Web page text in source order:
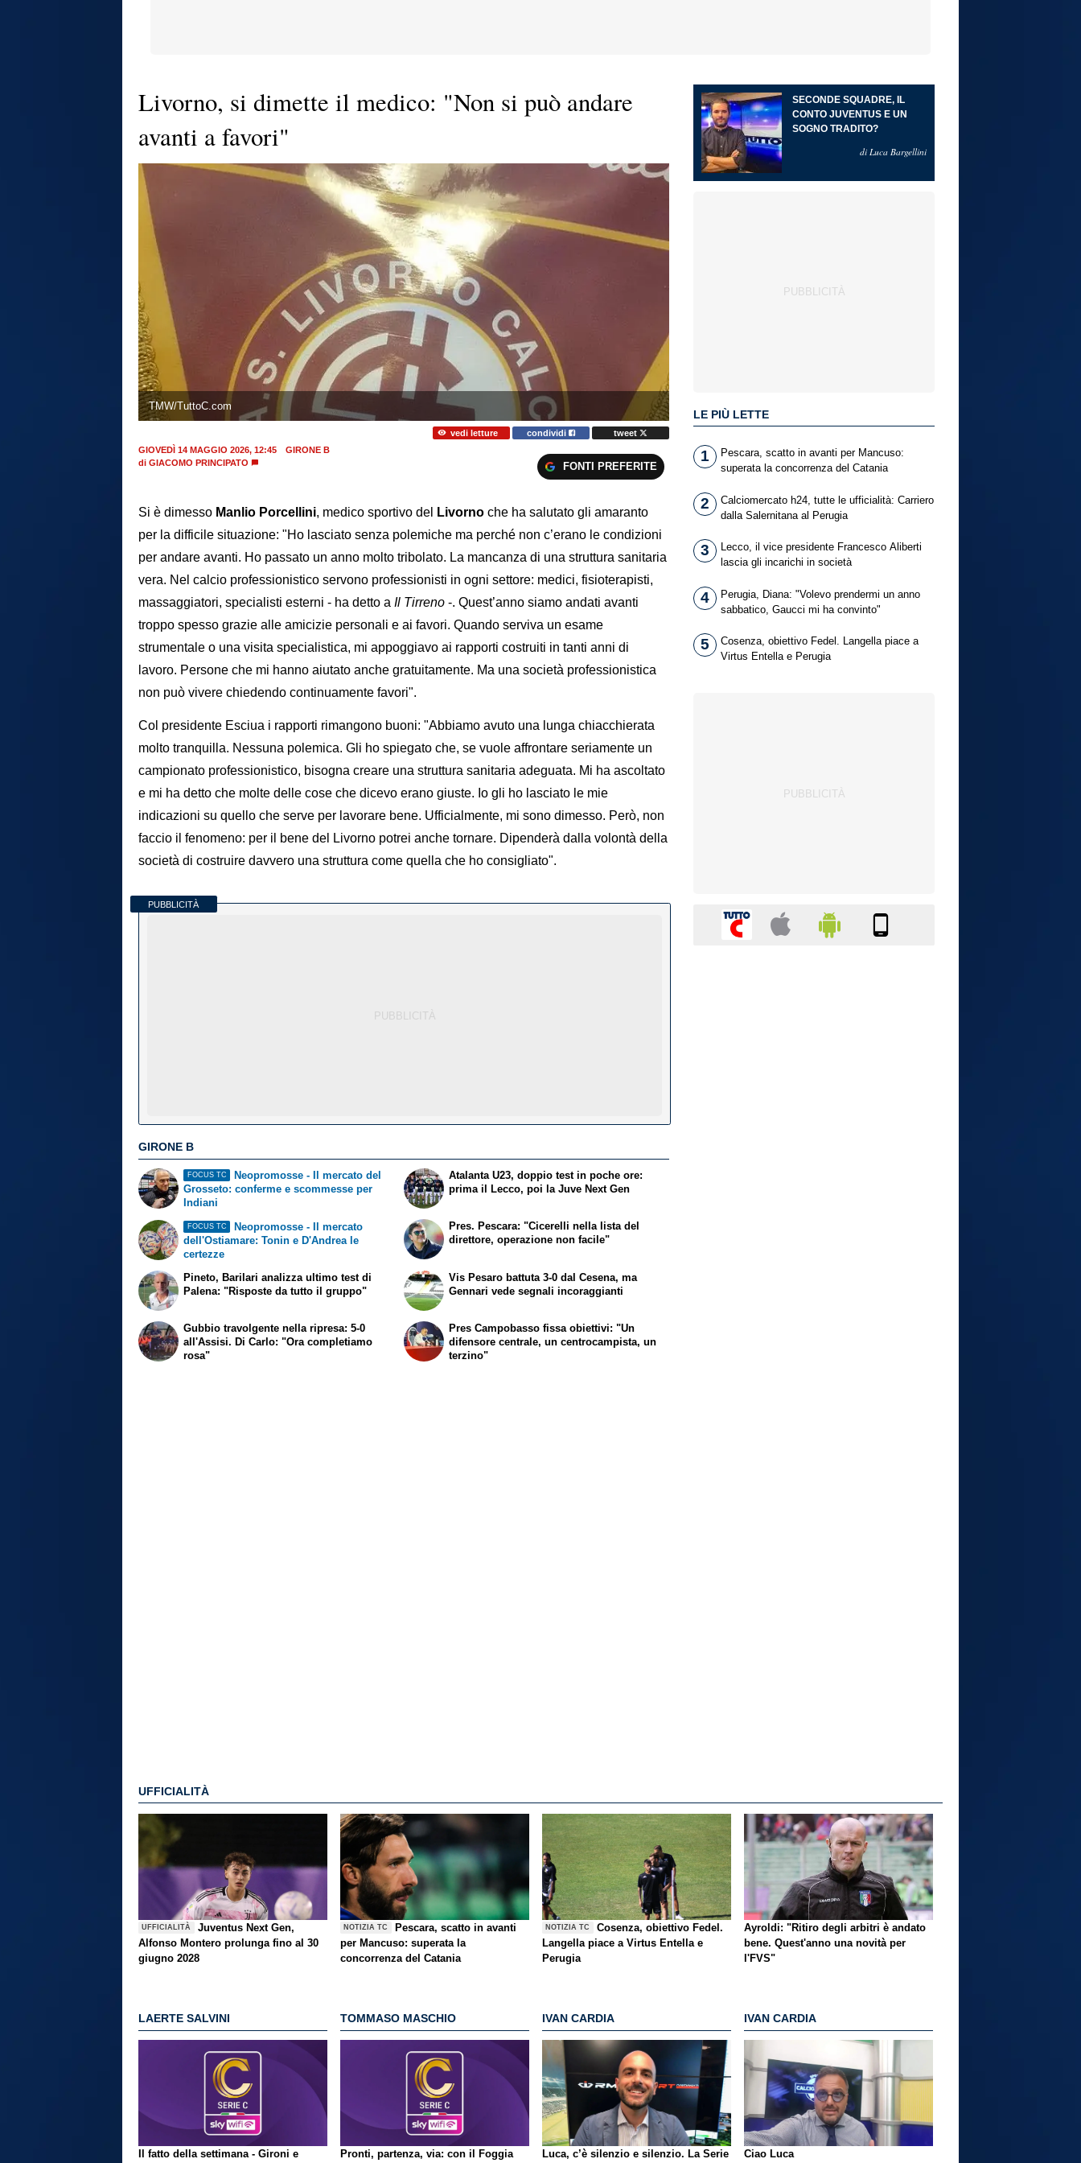
Livorno, si dimette il medico: "Non si può andare
avanti a favori"
TMW/TuttoC.com
vedi letture condividi
tweet
GIOVEDÌ 14 MAGGIO 2026, 12:45
GIRONE B
di GIACOMO PRINCIPATO FONTI PREFERITE
Si è dimesso Manlio Porcellini, medico sportivo del Livorno che ha salutato gli amaranto
per la difficile situazione: "Ho lasciato senza polemiche ma perché non c’erano le condizioni
per andare avanti. Ho passato un anno molto tribolato. La mancanza di una struttura sanitaria
vera. Nel calcio professionistico servono professionisti in ogni settore: medici, fisioterapisti,
massaggiatori, specialisti esterni - ha detto a Il Tirreno -. Quest’anno siamo andati avanti
troppo spesso grazie alle amicizie personali e ai favori. Quando serviva un esame
strumentale o una visita specialistica, mi appoggiavo ai rapporti costruiti in tanti anni di
lavoro. Persone che mi hanno aiutato anche gratuitamente. Ma una società professionistica
non può vivere chiedendo continuamente favori".
Col presidente Esciua i rapporti rimangono buoni: "Abbiamo avuto una lunga chiacchierata
molto tranquilla. Nessuna polemica. Gli ho spiegato che, se vuole affrontare seriamente un
campionato professionistico, bisogna creare una struttura sanitaria adeguata. Mi ha ascoltato
e mi ha detto che molte delle cose che dicevo erano giuste. Io gli ho lasciato le mie
indicazioni su quello che serve per lavorare bene. Ufficialmente, mi sono dimesso. Però, non
faccio il fenomeno: per il bene del Livorno potrei anche tornare. Dipenderà dalla volontà della
società di costruire davvero una struttura come quella che ho consigliato".
PUBBLICITÀ
GIRONE B
FOCUS TC
Neopromosse - Il mercato del
Grosseto: conferme e scommesse per
Indiani
FOCUS TC
Neopromosse - Il mercato
dell'Ostiamare: Tonin e D'Andrea le
certezze
Atalanta U23, doppio test in poche ore:
prima il Lecco, poi la Juve Next Gen
Pres. Pescara: "Cicerelli nella lista del
direttore, operazione non facile"
Pineto, Barilari analizza ultimo test di
Palena: "Risposte da tutto il gruppo"
Gubbio travolgente nella ripresa: 5-0
all'Assisi. Di Carlo: "Ora completiamo
rosa"
Vis Pesaro battuta 3-0 dal Cesena, ma
Gennari vede segnali incoraggianti
Pres Campobasso fissa obiettivi: "Un
difensore centrale, un centrocampista, un
terzino"
SECONDE SQUADRE, IL
CONTO JUVENTUS E UN
SOGNO TRADITO?
di Luca Bargellini
LE PIÙ LETTE
1
Pescara, scatto in avanti per Mancuso:
superata la concorrenza del Catania
2
Calciomercato h24, tutte le ufficialità: Carriero
dalla Salernitana al Perugia
3
Lecco, il vice presidente Francesco Aliberti
lascia gli incarichi in società
4
Perugia, Diana: "Volevo prendermi un anno
sabbatico, Gaucci mi ha convinto"
5
Cosenza, obiettivo Fedel. Langella piace a
Virtus Entella e Perugia
UFFICIALITÀ
UFFICIALITÀ
Juventus Next Gen,
Alfonso Montero prolunga fino al 30
giugno 2028
NOTIZIA TC
Pescara, scatto in avanti
per Mancuso: superata la
concorrenza del Catania
NOTIZIA TC
Cosenza, obiettivo Fedel.
Langella piace a Virtus Entella e
Perugia
Ayroldi: "Ritiro degli arbitri è andato
bene. Quest'anno una novità per
l'FVS"
LAERTE SALVINI
Il fatto della settimana - Gironi e
TOMMASO MASCHIO
Pronti, partenza, via: con il Foggia
IVAN CARDIA
Luca, c’è silenzio e silenzio. La Serie
IVAN CARDIA
Ciao Luca